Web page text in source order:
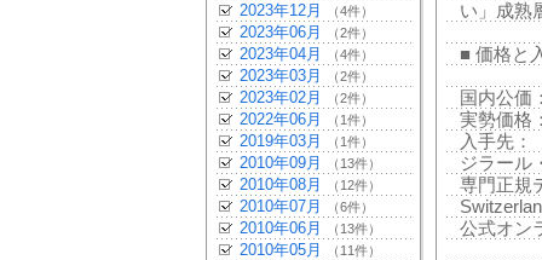
い」成熟
■ 価格と
国内公価
実勢価格
入手先：
ジラール
専門正規
公式オン
2023年12月 （4件）
2023年06月 （2件）
2023年04月 （4件）
2023年03月 （2件）
2023年02月 （2件）
2022年06月 （1件）
2019年03月 （1件）
2010年09月 （13件）
2010年08月 （12件）
2010年07月 （6件）
2010年06月 （13件）
2010年05月 （11件）